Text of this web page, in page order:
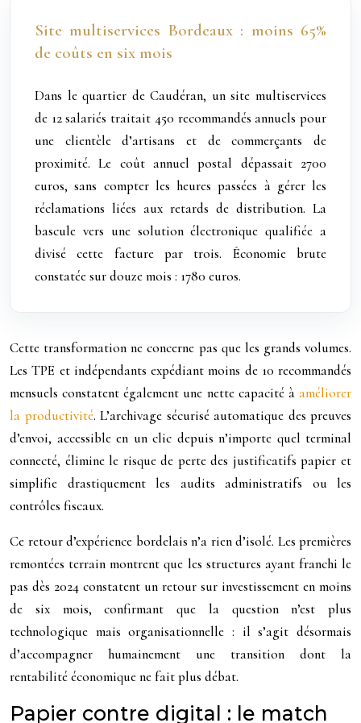
Site multiservices Bordeaux : moins 65%
de coûts en six mois
Dans le quartier de Caudéran, un site multiservices
de 12 salariés traitait 450 recommandés annuels pour
une clientèle d’artisans et de commerçants de
proximité. Le coût annuel postal dépassait 2700
euros, sans compter les heures passées à gérer les
réclamations liées aux retards de distribution. La
bascule vers une solution électronique qualifiée a
divisé cette facture par trois. Économie brute
constatée sur douze mois : 1780 euros.
Cette transformation ne concerne pas que les grands volumes.
Les TPE et indépendants expédiant moins de 10 recommandés
mensuels constatent également une nette capacité à améliorer
la productivité. L’archivage sécurisé automatique des preuves
d’envoi, accessible en un clic depuis n’importe quel terminal
connecté, élimine le risque de perte des justificatifs papier et
simplifie drastiquement les audits administratifs ou les
contrôles fiscaux.
Ce retour d’expérience bordelais n’a rien d’isolé. Les premières
remontées terrain montrent que les structures ayant franchi le
pas dès 2024 constatent un retour sur investissement en moins
de six mois, confirmant que la question n’est plus
technologique mais organisationnelle : il s’agit désormais
d’accompagner humainement une transition dont la
rentabilité économique ne fait plus débat.
Papier contre digital : le match